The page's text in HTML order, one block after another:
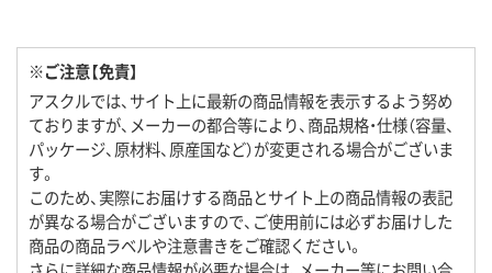
※ご注意【免責】
アスクルでは、サイト上に最新の商品情報を表示するよう努め
ておりますが、メーカーの都合等により、商品規格・仕様（容量、
パッケージ、原材料、原産国など）が変更される場合がございま
す。
このため、実際にお届けする商品とサイト上の商品情報の表記
が異なる場合がございますので、ご使用前には必ずお届けした
商品の商品ラベルや注意書きをご確認ください。